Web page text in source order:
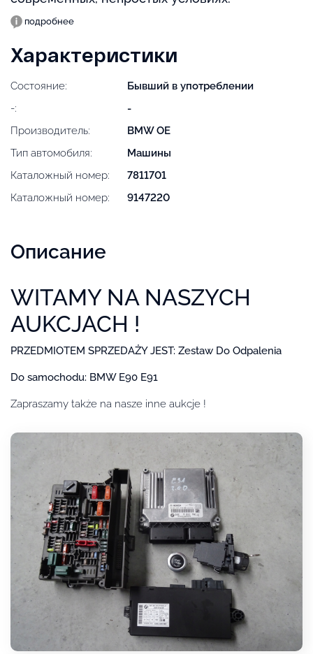
подробнее
Характеристики
Состояние:
Бывший в употреблении
-:
-
Производитель:
BMW OE
Тип автомобиля:
Машины
Каталожный номер:
7811701
Каталожный номер:
9147220
Описание
WITAMY NA NASZYCH
AUKCJACH !
PRZEDMIOTEM SPRZEDAŻY JEST: Zestaw Do Odpalenia
Do samochodu: BMW E90 E91
Zapraszamy także na nasze inne aukcje !